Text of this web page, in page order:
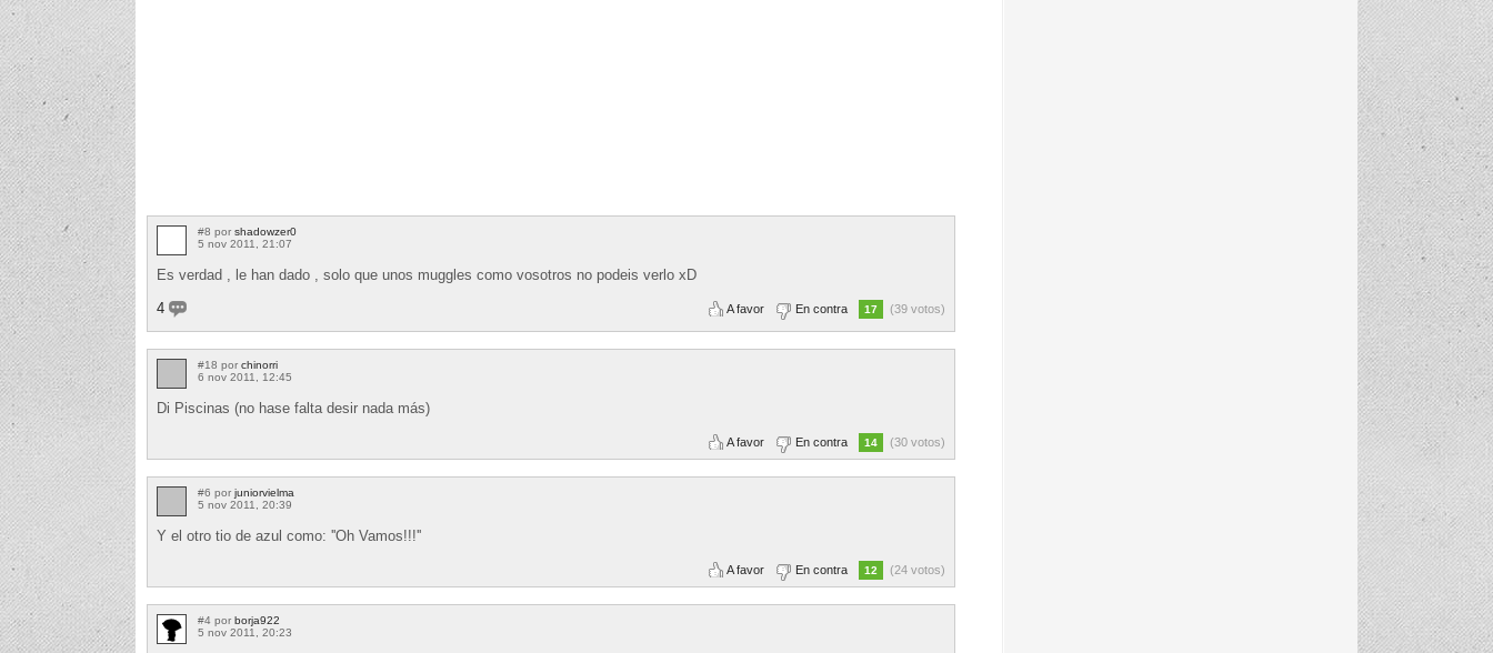
#8 por shadowzer0
5 nov 2011, 21:07
Es verdad , le han dado , solo que unos muggles como vosotros no podeis verlo xD
4
A favor En contra 17 (39 votos)
#18 por chinorri
6 nov 2011, 12:45
Di Piscinas (no hase falta desir nada más)
A favor En contra 14 (30 votos)
#6 por juniorvielma
5 nov 2011, 20:39
Y el otro tio de azul como: ''Oh Vamos!!!''
A favor En contra 12 (24 votos)
#4 por borja922
5 nov 2011, 20:23